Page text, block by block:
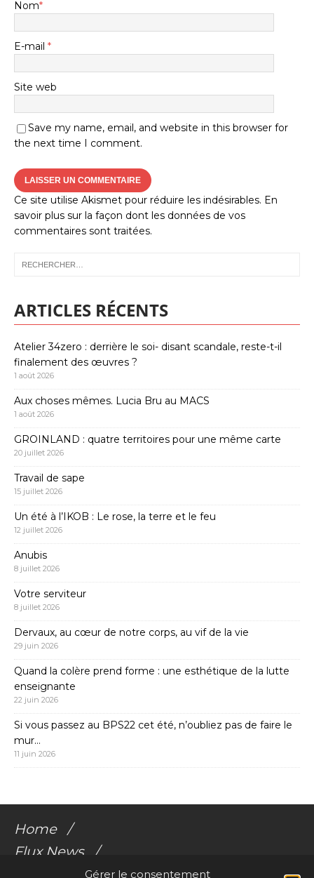
Gérer le consentement
Nom*
E-mail *
Site web
Save my name, email, and website in this browser for
the next time I comment.
Ce site utilise Akismet pour réduire les indésirables. En
savoir plus sur la façon dont les données de vos
commentaires sont traitées.
ARTICLES RÉCENTS
Atelier 34zero : derrière le soi- disant scandale, reste-t-il
finalement des œuvres ?
1 août 2026
Aux choses mêmes. Lucia Bru au MACS
1 août 2026
GROINLAND : quatre territoires pour une même carte
20 juillet 2026
Travail de sape
15 juillet 2026
Un été à l’IKOB : Le rose, la terre et le feu
12 juillet 2026
Anubis
8 juillet 2026
Votre serviteur
8 juillet 2026
Dervaux, au cœur de notre corps, au vif de la vie
29 juin 2026
Quand la colère prend forme : une esthétique de la lutte
enseignante
22 juin 2026
Si vous passez au BPS22 cet été, n’oubliez pas de faire le
mur…
11 juin 2026
Home
Flux News
Galerie Flux